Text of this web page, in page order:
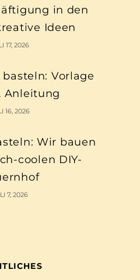
in den
Ideen
17, 2026
Vorlage
Anleitung
16, 2026
Wir bauen
coolen DIY-
7, 2026